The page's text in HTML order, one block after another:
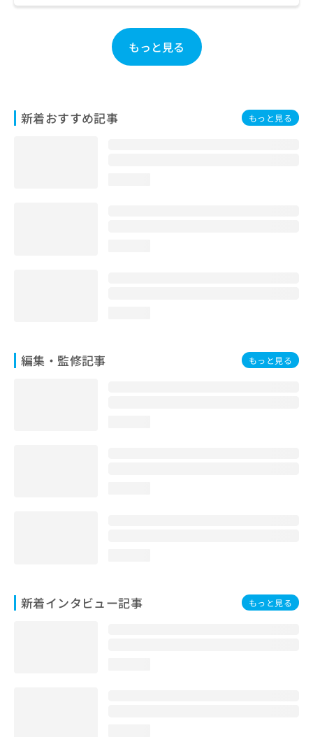
もっと見る
新着おすすめ記事 もっと見る
編集・監修記事 もっと見る
新着インタビュー記事 もっと見る
お
ち